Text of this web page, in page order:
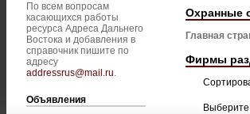
По всем вопросам
касающихся работы
ресурса Адреса Дальнего
Востока и добавления в
справочник пишите по
адресу
addressrus@mail.ru.
Объявления
Охранные
Главная
Фирмы
Выберите